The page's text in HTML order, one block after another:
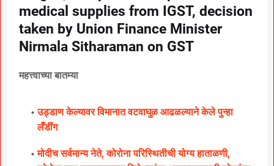
medical supplies from IGST, decision
taken by Union Finance Minister
Nirmala Sitharaman on GST
महत्त्वाच्या बातम्या
उड्डाण केल्यावर विमानात वटवाघुळ आढळल्याने केले पुन्हा
लॅँडींग
मोदीच सर्वमान्य नेते, कोरोना परिस्थितीची योग्य हाताळणी,